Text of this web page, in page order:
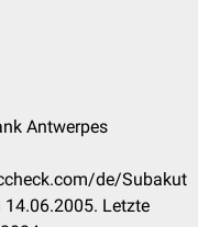
Antwerpes
de/Subakut
14.06.2005. Letzte